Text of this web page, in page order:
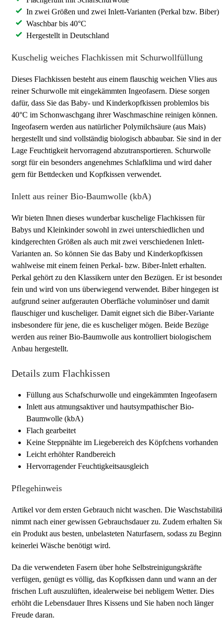
In zwei Größen und zwei Inlett-Varianten (Perkal bzw. Biber)
Waschbar bis 40°C
Hergestellt in Deutschland
Kuschelig weiches Flachkissen mit Schurwollfüllung
Dieses Flachkissen besteht aus einem flauschig weichen Vlies aus
reiner Schurwolle mit eingekämmten Ingeofasern. Diese sorgen
dafür, dass Sie das Baby- und Kinderkopfkissen problemlos bis
40°C im Schonwaschgang ihrer Waschmaschine reinigen können.
Ingeofasern werden aus natürlicher Polymilchsäure (aus Mais)
hergestellt und sind vollständig biologisch abbaubar. Sie sind in der
Lage Feuchtigkeit hervorragend abzutransportieren. Schurwolle
sorgt für ein besonders angenehmes Schlafklima und wird daher
gern für Bettdecken und Kopfkissen verwendet.
Inlett aus reiner Bio-Baumwolle (kbA)
Wir bieten Ihnen dieses wunderbar kuschelige Flachkissen für
Babys und Kleinkinder sowohl in zwei unterschiedlichen und
kindgerechten Größen als auch mit zwei verschiedenen Inlett-
Varianten an. So können Sie das Baby und Kinderkopfkissen
wahlweise mit einem feinen Perkal- bzw. Biber-Inlett erhalten.
Perkal gehört zu den Klassikern unter den Bezügen. Er ist
fein und wird von uns überwiegend verwendet. Biber hingegen ist
aufgrund seiner aufgerauten Oberfläche voluminöser und damit
flauschiger und kuscheliger. Damit eignet sich die Biber-Variante
insbesondere für jene, die es kuscheliger mögen. Beide Bezüge
werden aus reiner Bio-Baumwolle aus kontrolliert biologischem
Anbau hergestellt.
Details zum Flachkissen
Füllung aus Schafschurwolle und eingekämmten Ingeofasern
Inlett aus atmungsaktiver und hautsympathischer Bio-
Baumwolle (kbA)
Flach gearbeitet
Keine Steppnähte im Liegebereich des Köpfchens vorhanden
Leicht erhöhter Randbereich
Hervorragender Feuchtigkeitsausgleich
Pflegehinweis
Artikel vor dem ersten Gebrauch nicht waschen. Die
nimmt nach einer gewissen Gebrauchsdauer zu. Zudem erhalten
ein Produkt aus besten, unbelasteten Naturfasern, sodass zu Beginn
keinerlei Wäsche benötigt wird.
Da die verwendeten Fasern über hohe Selbstreinigungskräfte
verfügen, genügt es völlig, das Kopfkissen dann und wann an der
frischen Luft auszulüften, idealerweise bei nebligem Wetter. Dies
erhöht die Lebensdauer Ihres Kissens und Sie haben noch länger
Freude daran.